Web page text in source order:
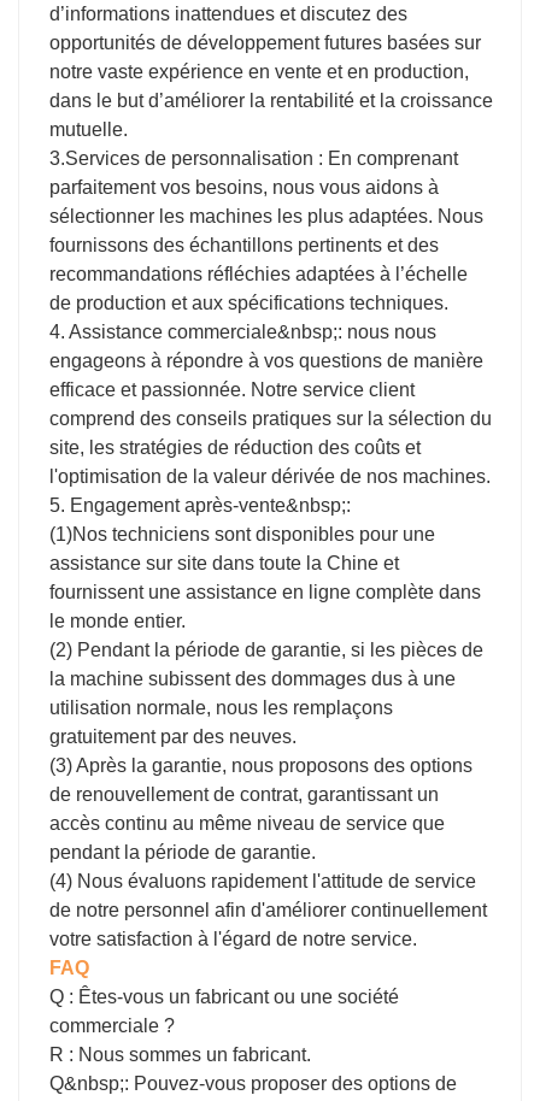
d’informations inattendues et discutez des
opportunités de développement futures basées sur
notre vaste expérience en vente et en production,
dans le but d’améliorer la rentabilité et la croissance
mutuelle.
3.Services de personnalisation : En comprenant
parfaitement vos besoins, nous vous aidons à
sélectionner les machines les plus adaptées. Nous
fournissons des échantillons pertinents et des
recommandations réfléchies adaptées à l’échelle
de production et aux spécifications techniques.
4. Assistance commerciale&nbsp;: nous nous
engageons à répondre à vos questions de manière
efficace et passionnée. Notre service client
comprend des conseils pratiques sur la sélection du
site, les stratégies de réduction des coûts et
l'optimisation de la valeur dérivée de nos machines.
5. Engagement après-vente&nbsp;:
(1)Nos techniciens sont disponibles pour une
assistance sur site dans toute la Chine et
fournissent une assistance en ligne complète dans
le monde entier.
(2) Pendant la période de garantie, si les pièces de
la machine subissent des dommages dus à une
utilisation normale, nous les remplaçons
gratuitement par des neuves.
(3) Après la garantie, nous proposons des options
de renouvellement de contrat, garantissant un
accès continu au même niveau de service que
pendant la période de garantie.
(4) Nous évaluons rapidement l'attitude de service
de notre personnel afin d'améliorer continuellement
votre satisfaction à l'égard de notre service.
FAQ
Q : Êtes-vous un fabricant ou une société
commerciale ?
R : Nous sommes un fabricant.
Q&nbsp;: Pouvez-vous proposer des options de